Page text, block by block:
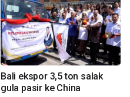
Bali ekspor 3,5 ton salak
gula pasir ke China